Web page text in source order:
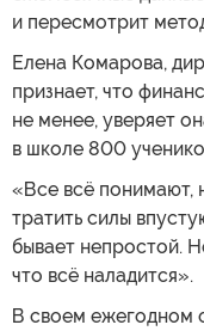
и пересмотрит
Елена Комарова,
признает, что
не менее, уверяет
в школе 800
«Все всё понимают,
тратить силы
бывает непростой.
что всё наладится».
В своем ежегодном